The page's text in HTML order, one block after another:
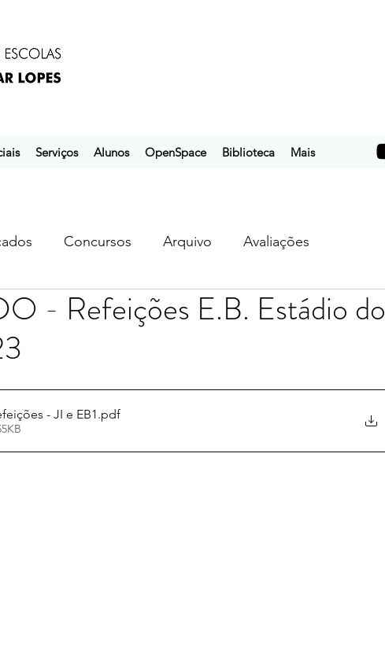
Serviços Alunos OpenSpace Biblioteca Mais
Concursos Arquivo Avaliações
ebpol ubuntu
- Refeições E.B. Estádio do
- JI e EB1.pdf